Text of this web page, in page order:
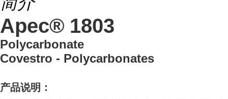
Apec® 1803
Polycarbonate
Covestro - Polycarbonates
产品说明：